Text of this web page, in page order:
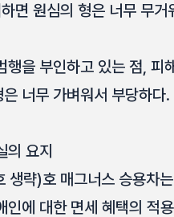
면 원심의 형은 너무 무거
행을 부인하고 있는 점,
너무 가벼워서 부당하다.
의 요지
생략)호 매그너스 승용차
인에 대한 면세 혜택의 적